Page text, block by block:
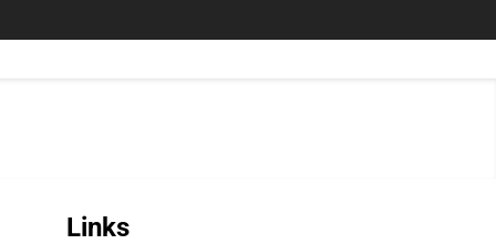
Links